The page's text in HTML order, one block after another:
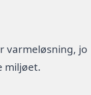
varmeløsning, jo
miljøet.